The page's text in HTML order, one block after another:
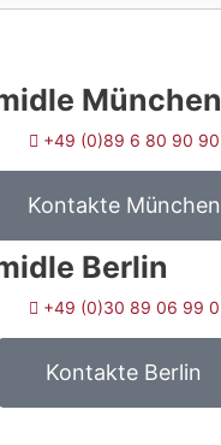
München
+49 (0)89 6 80 90 90
Kontakte München
Berlin
+49 (0)30 89 06 99 0
Kontakte Berlin